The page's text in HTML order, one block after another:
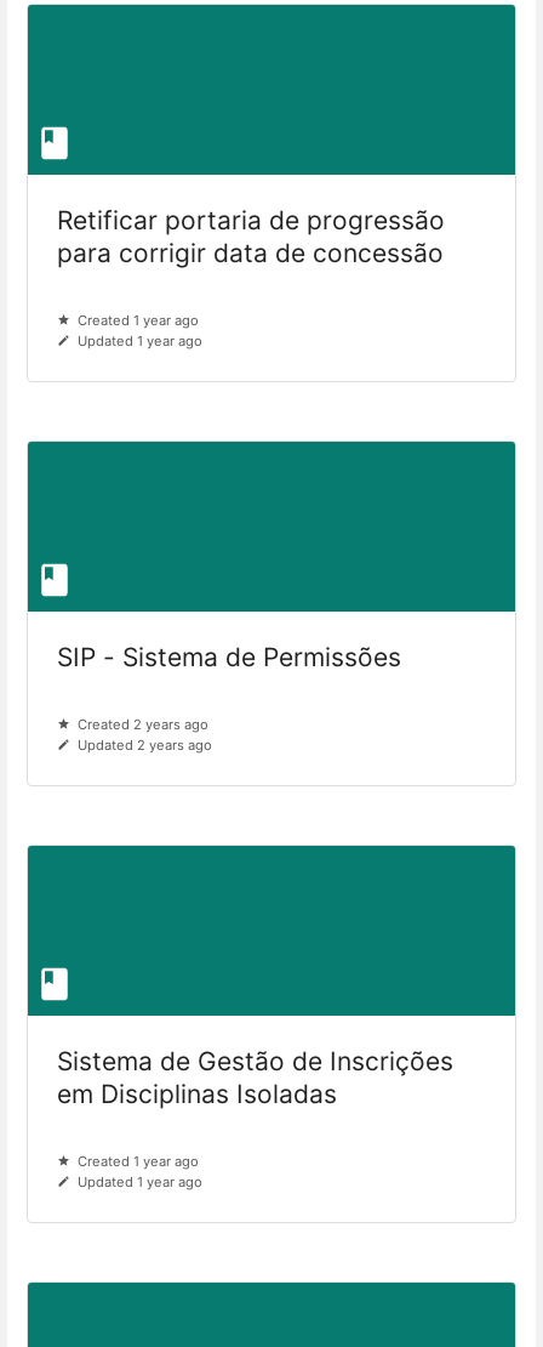
Retificar portaria de progressão
para corrigir data de concessão
Created 1 year ago
Updated 1 year ago
SIP - Sistema de Permissões
Created 2 years ago
Updated 2 years ago
Sistema de Gestão de Inscrições
em Disciplinas Isoladas
Created 1 year ago
Updated 1 year ago